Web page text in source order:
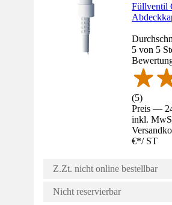
Füllventil
5 von 5
(5)
Preis —
inkl.
€*/ ST
Z.Zt. nicht online bestellbar
Nicht reservierbar